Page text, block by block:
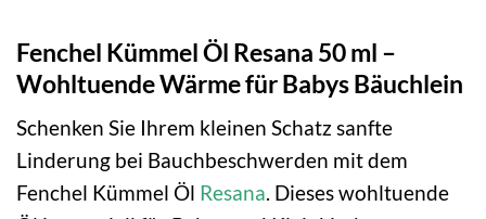
Fenchel Kümmel Öl Resana 50 ml –
Wohltuende Wärme für Babys Bäuchlein
Schenken Sie Ihrem kleinen Schatz sanfte
Linderung bei Bauchbeschwerden mit dem
Fenchel Kümmel Öl Resana. Dieses wohltuende